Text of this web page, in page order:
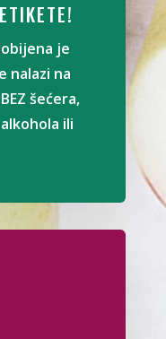
je
nalazi na
šećera,
ili